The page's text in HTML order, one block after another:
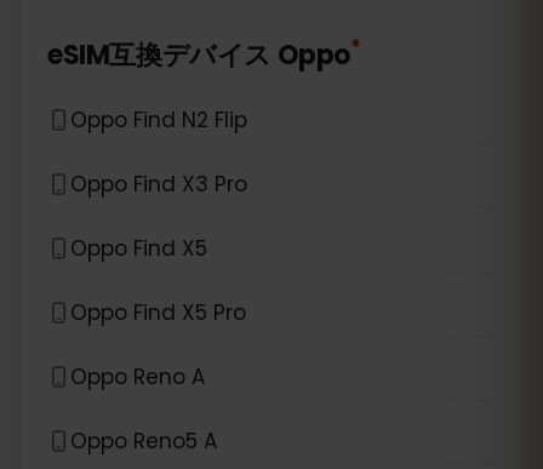
eSIM互換デバイス Oppo*
Oppo Find N2 Flip
Oppo Find X3 Pro
Oppo Find X5
Oppo Find X5 Pro
Oppo Reno A
Oppo Reno5 A